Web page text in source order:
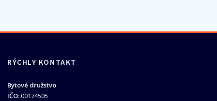
RÝCHLY KONTAKT
Bytové družstvo
IČO:00174505